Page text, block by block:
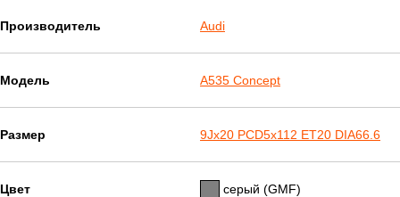
Производитель Audi
Модель A535 Concept
Размер 9Jx20 PCD5x112 ET20 DIA66.6
Цвет серый (GMF)